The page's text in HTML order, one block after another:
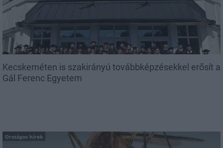
Kecskeméten is szakirányú továbbképzésekkel erősít a
Gál Ferenc Egyetem
Országos hírek